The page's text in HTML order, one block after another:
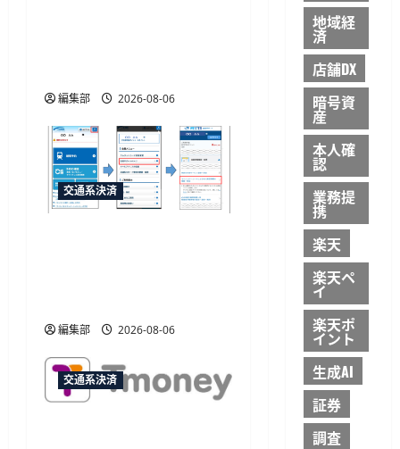
編集部 2026-08-06
交通系決済
編集部 2026-08-06
交通系決済
地域経
済
店舗DX
暗号資
産
本人確
認
業務提
携
楽天
楽天ペ
イ
楽天ポ
イント
生成AI
証券
調査